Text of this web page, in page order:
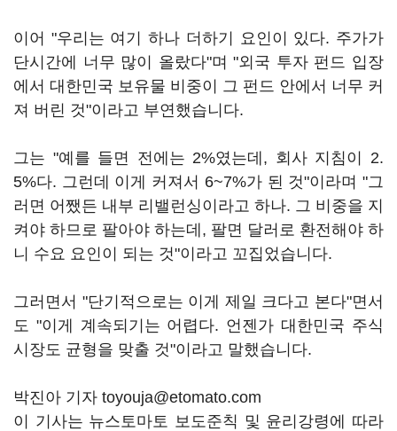
이어 "우리는 여기 하나 더하기 요인이 있다. 주가가
단시간에 너무 많이 올랐다"며 "외국 투자 펀드 입장
에서 대한민국 보유물 비중이 그 펀드 안에서 너무 커
져 버린 것"이라고 부연했습니다.
그는 "예를 들면 전에는 2%였는데, 회사 지침이 2.
5%다. 그런데 이게 커져서 6~7%가 된 것"이라며 "그
러면 어쨌든 내부 리밸런싱이라고 하나. 그 비중을 지
켜야 하므로 팔아야 하는데, 팔면 달러로 환전해야 하
니 수요 요인이 되는 것"이라고 꼬집었습니다.
그러면서 "단기적으로는 이게 제일 크다고 본다"면서
도 "이게 계속되기는 어렵다. 언젠가 대한민국 주식
시장도 균형을 맞출 것"이라고 말했습니다.
박진아 기자 toyouja@etomato.com
이 기사는 뉴스토마토 보도준칙 및 윤리강령에 따라